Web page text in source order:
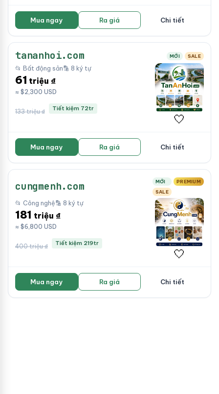
Mua ngay Ra giá Chi tiết
tananhoi.com MỚI SALE
📂 Bất động sản🔡 8 ký tự
61 triệu ₫
≈ $2,300 USD
133 triệu ₫ Tiết kiệm 72tr
🤍
Mua ngay Ra giá Chi tiết
cungmenh.com MỚI
PREMIUM
SALE
📂 Công nghệ🔡 8 ký tự
181 triệu ₫
≈ $6,800 USD
400 triệu ₫ Tiết kiệm 219tr
🤍
Mua ngay Ra giá Chi tiết